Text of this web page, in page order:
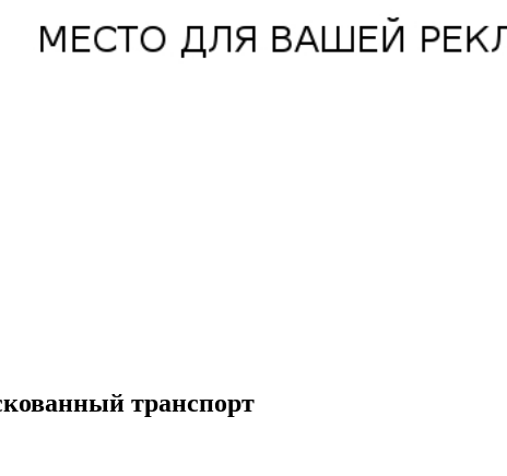
транспорт